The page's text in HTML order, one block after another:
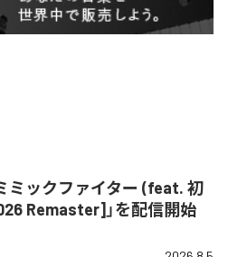
ミックファイター (feat. 初
Remaster]」を配信開始